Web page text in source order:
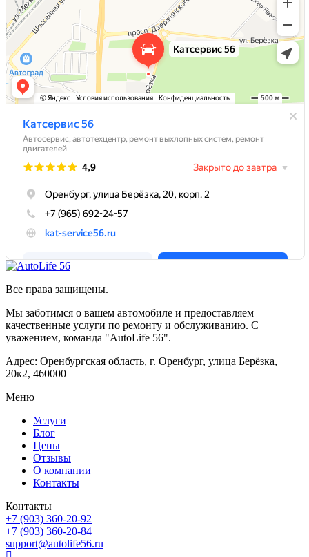
Все права защищены.
Мы заботимся о вашем автомобиле и предоставляем
качественные услуги по ремонту и обслуживанию. С
уважением, команда "AutoLife 56".
Адрес: Оренбургская область, г. Оренбург, улица Берёзка,
20к2, 460000
Меню
Услуги
Блог
Цены
Отзывы
О компании
Контакты
Контакты
+7 (903) 360-20-92
+7 (903) 360-20-84
support@autolife56.ru